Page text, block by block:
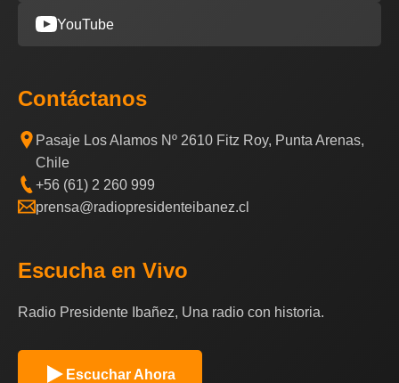
YouTube
Contáctanos
Pasaje Los Alamos Nº 2610 Fitz Roy, Punta Arenas,
Chile
+56 (61) 2 260 999
prensa@radiopresidenteibanez.cl
Escucha en Vivo
Radio Presidente Ibañez, Una radio con historia.
Escuchar Ahora